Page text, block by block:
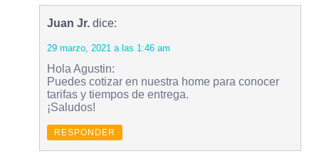
Juan Jr. dice:
29 marzo, 2021 a las 1:46 am
Hola Agustin:
Puedes cotizar en nuestra home para conocer
tarifas y tiempos de entrega.
¡Saludos!
RESPONDER